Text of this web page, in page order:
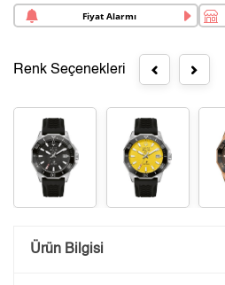
Fiyat Alarmı
Renk Seçenekleri
Saatini
Ürün Bilgisi